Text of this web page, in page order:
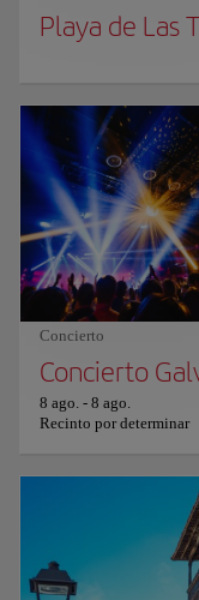
Playa de Las
Concierto
Concierto
8 ago. - 8 ago.
Recinto por determinar